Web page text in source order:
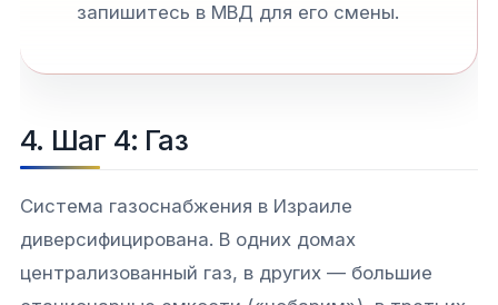
запишитесь в МВД для его смены.
4. Шаг 4: Газ
Система газоснабжения в Израиле
диверсифицирована. В одних домах
централизованный газ, в других — большие